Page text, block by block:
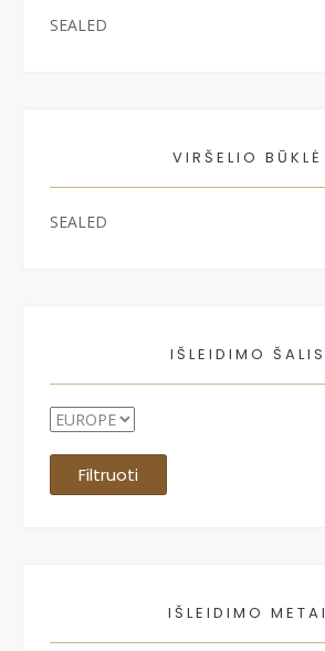
SEALED
VIRŠELIO BŪKLĖ
SEALED
IŠLEIDIMO ŠALIS
Filtruoti
IŠLEIDIMO METAI